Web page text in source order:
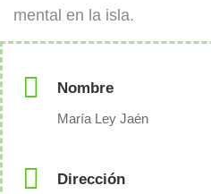
mental en la isla.
Nombre
María Ley Jaén
Dirección